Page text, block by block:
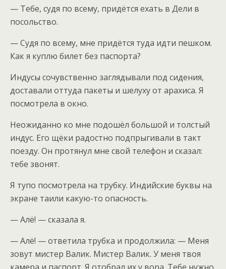
— Тебе, судя по всему, придётся ехать в Дели в
посольство.
— Судя по всему, мне придётся туда идти пешком.
Как я куплю билет без паспорта?
Индусы сочувственно заглядывали под сидения,
доставали оттуда пакеты и шелуху от арахиса. Я
посмотрела в окно.
Неожиданно ко мне подошёл большой и толстый
индус. Его щёки радостно подпрыгивали в такт
поезду. Он протянул мне свой телефон и сказал:
тебе звонят.
Я тупо посмотрела на трубку. Индийские буквы на
экране таили какую-то опасность.
— Алё! — сказала я.
— Алё! — ответила трубка и продолжила: — Меня
зовут мистер Валик. Мистер Валик. У меня твоя